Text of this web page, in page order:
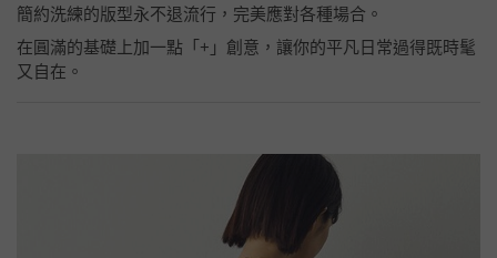
簡約洗練的版型永不退流行，完美應對各種場合。
在圓滿的基礎上加一點「+」創意，讓你的平凡日常過得既時髦
又自在。